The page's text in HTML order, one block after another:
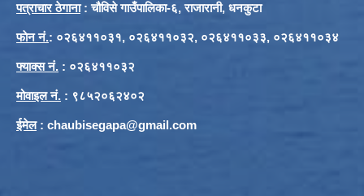
पत्राचार ठेगाना: चौविसे गाउँपालिका-६, राजारानी, धनकुटा
फाेन नं.: ०२६४११०३१, ०२६४११०३२, ०२६४११०३३, ०२६४११०३४
फ्याक्स नं. : ०२६४११०३२
मोवाइल नं. : ९८५२०६२४०२
ईमेल: chaubisegapa@gmail.com